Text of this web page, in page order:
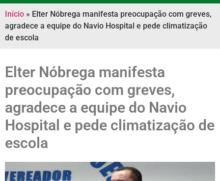
Início » Elter Nóbrega manifesta preocupação com greves,
agradece a equipe do Navio Hospital e pede climatização
de escola
Elter Nóbrega manifesta
preocupação com greves,
agradece a equipe do Navio
Hospital e pede climatização de
escola